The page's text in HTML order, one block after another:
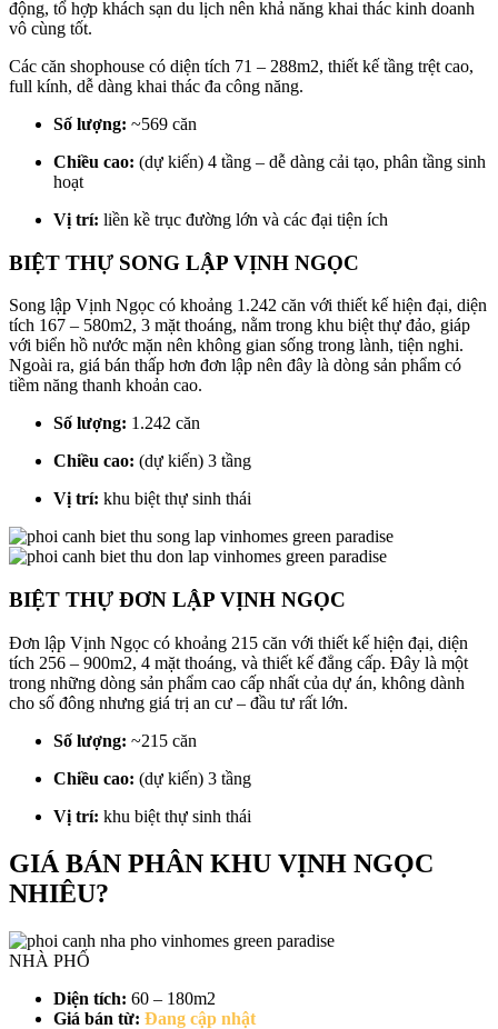
động, tổ hợp khách sạn du lịch nên khả năng khai thác kinh doanh
vô cùng tốt.
Các căn shophouse có diện tích 71 – 288m2, thiết kế tầng trệt cao,
full kính, dễ dàng khai thác đa công năng.
Số lượng: ~569 căn
Chiều cao: (dự kiến) 4 tầng – dễ dàng cải tạo, phân tầng sinh
hoạt
Vị trí: liền kề trục đường lớn và các đại tiện ích
BIỆT THỰ SONG LẬP VỊNH NGỌC
Song lập Vịnh Ngọc có khoảng 1.242 căn với thiết kế hiện đại, diện
tích 167 – 580m2, 3 mặt thoáng, nằm trong khu biệt thự đảo, giáp
với biển hồ nước mặn nên không gian sống trong lành, tiện nghi.
Ngoài ra, giá bán thấp hơn đơn lập nên đây là dòng sản phẩm có
tiềm năng thanh khoản cao.
Số lượng: 1.242 căn
Chiều cao: (dự kiến) 3 tầng
Vị trí: khu biệt thự sinh thái
BIỆT THỰ ĐƠN LẬP VỊNH NGỌC
Đơn lập Vịnh Ngọc có khoảng 215 căn với thiết kế hiện đại, diện
tích 256 – 900m2, 4 mặt thoáng, và thiết kế đẳng cấp. Đây là một
trong những dòng sản phẩm cao cấp nhất của dự án, không dành
cho số đông nhưng giá trị an cư – đầu tư rất lớn.
Số lượng: ~215 căn
Chiều cao: (dự kiến) 3 tầng
Vị trí: khu biệt thự sinh thái
GIÁ BÁN PHÂN KHU VỊNH NGỌC
NHIÊU?
NHÀ PHỐ
Diện tích: 60 – 180m2
Giá bán từ: Đang cập nhật